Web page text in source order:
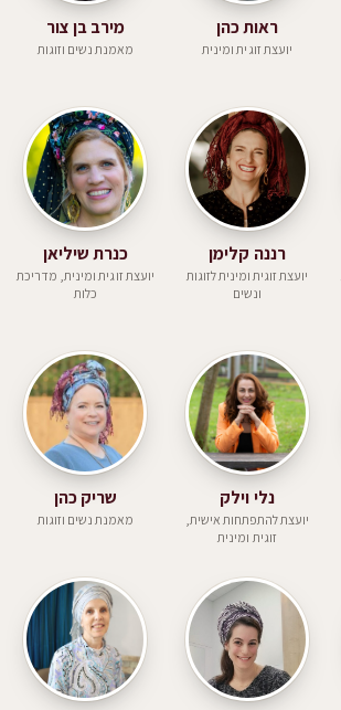
ראות כהן
יועצת זוגית ומינית
מירב בן צור
מאמנת נשים וזוגות
רננה קלימן
יועצת זוגית ומינית לזוגות
ונשים
כנרת שיליאן
יועצת זוגית ומינית, מדריכת
כלות
נלי וילק
יועצת להתפתחות אישית,
זוגית ומינית
שריק כהן
מאמנת נשים וזוגות